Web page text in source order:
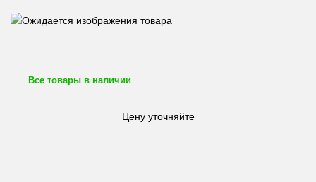
Все товары в наличии
Цену уточняйте